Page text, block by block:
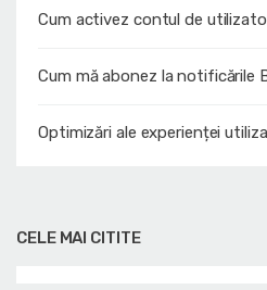
Cum activez contul de
Cum mă abonez la notificările
Optimizări ale experienței
CELE MAI CITITE